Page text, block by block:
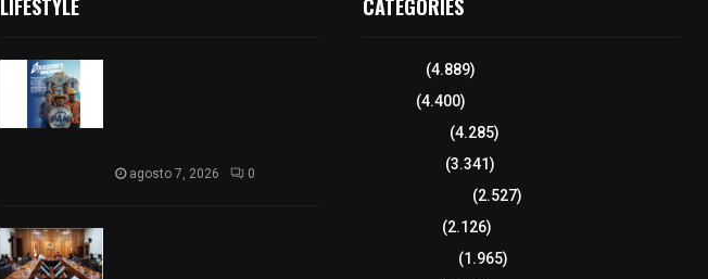
LIFESTYLE
agosto 7, 2026 0
CATEGORIES
(4.889)
(4.400)
(4.285)
(3.341)
(2.527)
(2.126)
(1.965)